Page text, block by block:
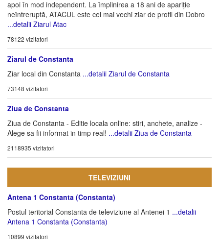
apoi în mod independent. La împlinirea a 18 ani de apariție
neîntreruptă, ATACUL este cel mai vechi ziar de profil din Dobro
...detalii Ziarul Atac
78122 vizitatori
Ziarul de Constanta
Ziar local din Constanta ...detalii Ziarul de Constanta
73148 vizitatori
Ziua de Constanta
Ziua de Constanta - Editie locala online: stiri, anchete, analize -
Alege sa fii informat in timp real! ...detalii Ziua de Constanta
2118935 vizitatori
TELEVIZIUNI
Antena 1 Constanta (Constanta)
Postul teritorial Constanta de televiziune al Antenei 1 ...detalii
Antena 1 Constanta (Constanta)
10899 vizitatori